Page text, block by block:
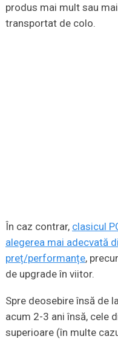
produs mai mult sau
transportat de colo.
În caz contrar, clasicul
alegerea mai adecvată
preț/performanțe,
de upgrade în viitor.
Spre deosebire însă de
acum 2-3 ani însă, cele
superioare (în multe